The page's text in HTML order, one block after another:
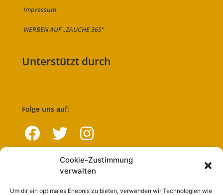
Cookie-Zustimmung
verwalten
Um dir ein optimales Erlebnis zu bieten, verwenden wir Technologien wie
Impressum
WERBEN AUF „ZAUCHE 365“
Unterstützt durch
Folge uns auf:
Navigation